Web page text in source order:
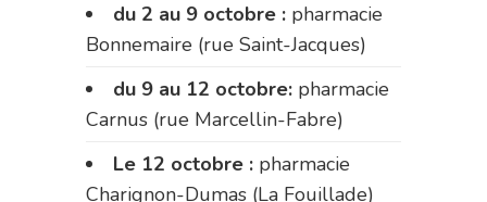
du 2 au 9 octobre : pharmacie
Bonnemaire (rue Saint-Jacques)
du 9 au 12 octobre: pharmacie
Carnus (rue Marcellin-Fabre)
Le 12 octobre : pharmacie
Charignon-Dumas (La Fouillade)